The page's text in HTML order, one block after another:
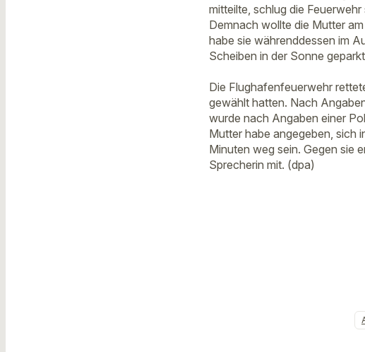
mitteilte, schlug die
Demnach wollte die Mutter
habe sie währenddessen im
Scheiben in der Sonne
Die Flughafenfeuerwehr
gewählt hatten. Nach
wurde nach Angaben einer
Mutter habe angegeben, sich
Minuten weg sein. Gegen sie
Sprecherin mit. (dpa)